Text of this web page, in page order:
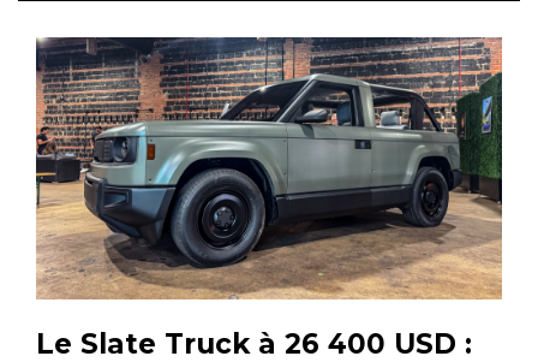
Le Slate Truck à 26 400 USD :